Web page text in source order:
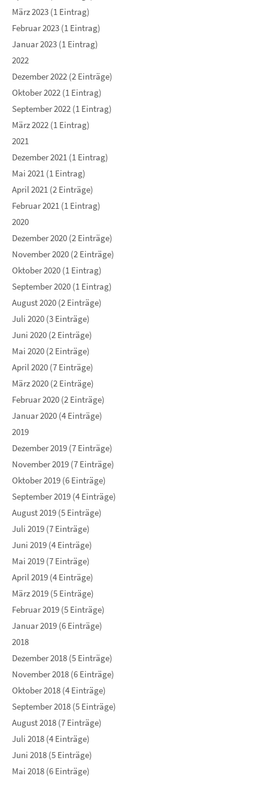
März 2023 (1 Eintrag)
Februar 2023 (1 Eintrag)
Januar 2023 (1 Eintrag)
2022
Dezember 2022 (2 Einträge)
Oktober 2022 (1 Eintrag)
September 2022 (1 Eintrag)
März 2022 (1 Eintrag)
2021
Dezember 2021 (1 Eintrag)
Mai 2021 (1 Eintrag)
April 2021 (2 Einträge)
Februar 2021 (1 Eintrag)
2020
Dezember 2020 (2 Einträge)
November 2020 (2 Einträge)
Oktober 2020 (1 Eintrag)
September 2020 (1 Eintrag)
August 2020 (2 Einträge)
Juli 2020 (3 Einträge)
Juni 2020 (2 Einträge)
Mai 2020 (2 Einträge)
April 2020 (7 Einträge)
März 2020 (2 Einträge)
Februar 2020 (2 Einträge)
Januar 2020 (4 Einträge)
2019
Dezember 2019 (7 Einträge)
November 2019 (7 Einträge)
Oktober 2019 (6 Einträge)
September 2019 (4 Einträge)
August 2019 (5 Einträge)
Juli 2019 (7 Einträge)
Juni 2019 (4 Einträge)
Mai 2019 (7 Einträge)
April 2019 (4 Einträge)
März 2019 (5 Einträge)
Februar 2019 (5 Einträge)
Januar 2019 (6 Einträge)
2018
Dezember 2018 (5 Einträge)
November 2018 (6 Einträge)
Oktober 2018 (4 Einträge)
September 2018 (5 Einträge)
August 2018 (7 Einträge)
Juli 2018 (4 Einträge)
Juni 2018 (5 Einträge)
Mai 2018 (6 Einträge)